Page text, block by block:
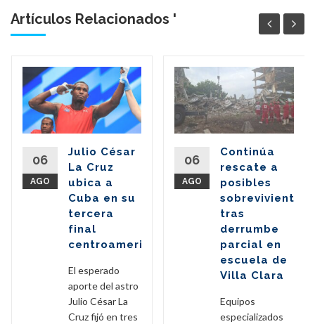
Artículos Relacionados '
06
AGO
Julio César
La Cruz
ubica a
Cuba en su
tercera
final
centroamericana
El esperado
aporte del astro
Julio César La
Cruz fijó en tres
06
AGO
Continúa
rescate a
posibles
sobrevivientes
tras
derrumbe
parcial en
escuela de
Villa Clara
Equipos
especializados